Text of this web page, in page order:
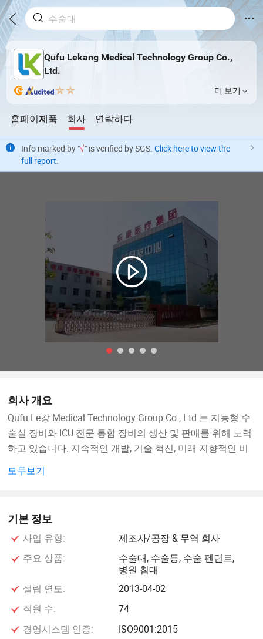
Qufu Lekang Medical Technology Group Co.,
Ltd.
더 보기
홈페이지제품 회사 연락하다
Info marked by "√" is verified by SGS. Click here to view the
full report.
회사 개요
Qufu Le강 Medical Technology Group Co., Ltd.는 지능형 수
술실 장비와 ICU 전문 통합 장비의 생산 및 판매를 위해 노력
하고 있습니다. 지속적인 개발, 기술 혁신, 미래 지향적인 비
쉽게 즐길 수 있도록 더 나은 품질과 서비스를 제공하는 것을
현재 이 회사는 150명 이상의 다양한 전문 및 기술 직원을 포
함하여 600명의 직원을 두고 있습니다. 40,000m2 이상의 지
역에 표준화된 생산 공장을 보유하고 있으며, 뛰어난 기술 장
비와 기계 가공 및 전자 부품 생산 분야의 업계 표준을 선도
하고 있으며, 30년 이상의 경험을 바탕으로 하고 있습니다.
이 그룹은 Shenhua Group, China Coal Group, Yankuang
Group, Longmay Group, Haier Group과 같은 회사와 전략적
모두보기
기본 정보
사업 유형:
제조사/공장 & 무역 회사
주요 상품:
수술대, 수술등, 수술 펜던트,
병원 침대
설립 연도:
2013-04-02
직원 수:
74
경영시스템 인증:
ISO9001:2015